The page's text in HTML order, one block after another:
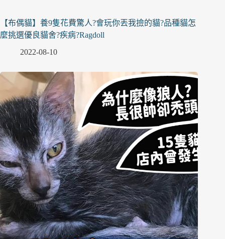
【布偶貓】養9隻花費驚人?會玩你丟我撿的貓?品種貓怎
麼挑選優良貓舍?疾病?Ragdoll
2022-08-10